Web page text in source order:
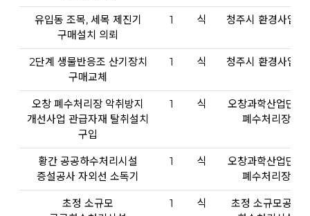
유입동 조목, 세목 제진기
구매설치 의뢰
1 식 청주시 환경사업소
2단계 생물반응조 산기장치
구매교체
1 식 청주시 환경사업소
오창 폐수처리장 악취방지
개선사업 관급자재 탈취설치
구입
1 식
오창과학산업단지
폐수처리장
황간 공공하수처리시설
증설공사 자외선 소독기
1 식
오창과학산업단지
폐수처리장
초정 소규모
1 식
초정 소규모공공